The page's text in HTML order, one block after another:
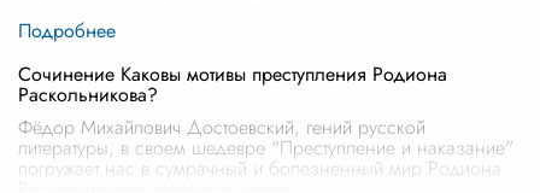
Сочинение Каковы мотивы преступления Родиона
Раскольникова?
Фёдор Михайлович Достоевский, гений русской
литературы, в своем шедевре "Преступление и наказание"
погружает нас в сумрачный и болезненный мир Родиона